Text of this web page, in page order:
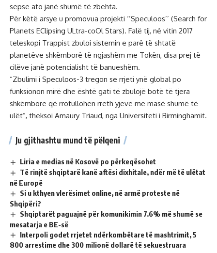
sepse ato janë shumë të zbehta.
Për këtë arsye u promovua projekti ‘’Speculoos’’ (Search for
Planets EClipsing ULtra-coOl Stars). Falë tij, në vitin 2017
teleskopi Trappist zbuloi sistemin e parë të shtatë
planetëve shkëmborë të ngjashëm me Tokën, disa prej të
cilëve janë potencialisht të banueshëm.
“Zbulimi i Speculoos-3 tregon se rrjeti ynë global po
funksionon mirë dhe është gati të zbulojë botë të tjera
shkëmbore që rrotullohen rreth yjeve me masë shumë të
ulët”, theksoi Amaury Triaud, nga Universiteti i Birminghamit.
Ju gjithashtu mund të pëlqeni
Liria e medias në Kosovë po përkeqësohet
Të rinjtë shqiptarë kanë aftësi dixhitale, ndër më të ulëtat
në Europë
Si u kthyen vlerësimet online, në armë proteste në
Shqipëri?
Shqiptarët paguajnë për komunikimin 7.6% më shumë se
mesatarja e BE-së
Interpoli godet rrjetet ndërkombëtare të mashtrimit, 5
800 arrestime dhe 300 milionë dollarë të sekuestruara